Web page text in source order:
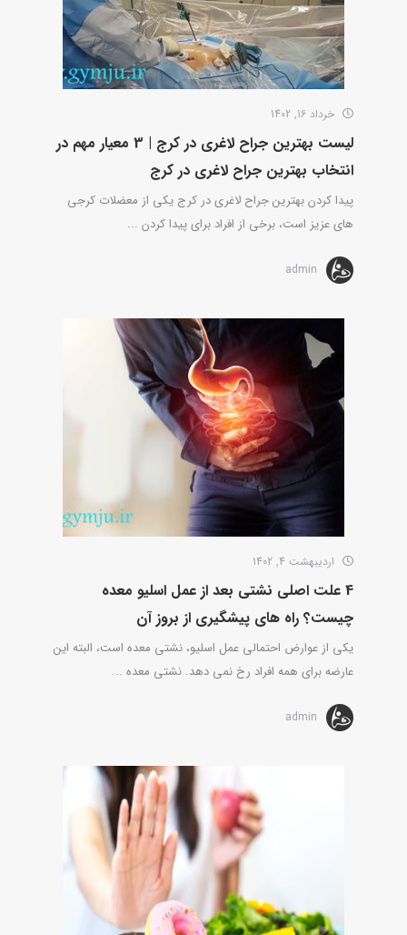
خرداد 16, 1402
لیست بهترین جراح لاغری در کرج | 3 معیار مهم در
انتخاب بهترین جراح لاغری در کرج
پیدا کردن بهترین جراح لاغری در کرج یکی از معضلات کرجی
های عزیز است، برخی از افراد برای پیدا کردن ...
admin
اردیبهشت 4, 1402
4 علت اصلی نشتی بعد از عمل اسلیو معده
چیست؟ راه های پیشگیری از بروز آن
یکی از عوارض احتمالی عمل اسلیو، نشتی معده است، البته این
عارضه برای همه افراد رخ نمی دهد. نشتی معده ...
admin